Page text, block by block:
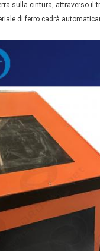
sulla cintura, attraverso il
di ferro cadrà